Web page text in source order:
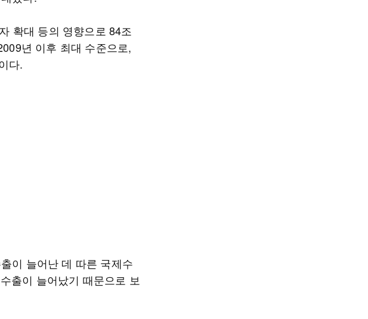
확대 등의 영향으로 84조
년 이후 최대 수준으로,
다.
이 늘어난 데 따른 국제수
출이 늘어났기 때문으로 보